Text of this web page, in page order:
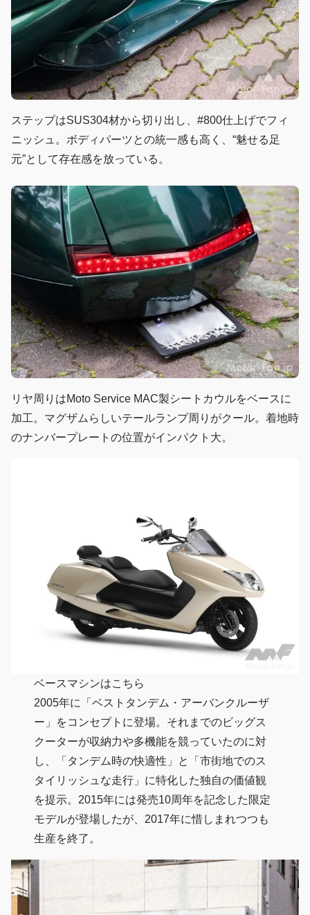
ステップはSUS304材から切り出し、#800仕上げでフィ
ニッシュ。ボディパーツとの統一感も高く、“魅せる足
元”として存在感を放っている。
リヤ周りはMoto Service MAC製シートカウルをベースに
加工。マグザムらしいテールランプ周りがクール。着地時
のナンバープレートの位置がインパクト大。
ベースマシンはこちら
2005年に「ベストタンデム・アーバンクルーザ
ー」をコンセプトに登場。それまでのビッグス
クーターが収納力や多機能を競っていたのに対
し、「タンデム時の快適性」と「市街地でのス
タイリッシュな走行」に特化した独自の価値観
を提示。2015年には発売10周年を記念した限定
モデルが登場したが、2017年に惜しまれつつも
生産を終了。